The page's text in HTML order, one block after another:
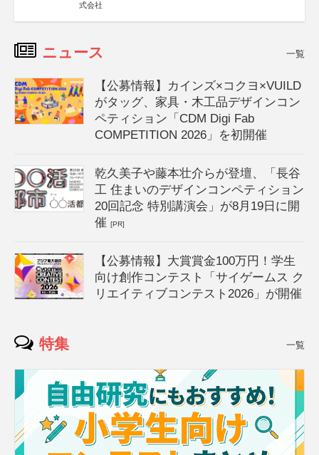
式会社
ニュース 一覧
【公募情報】カインズ×コクヨ×VUILD
がタッグ、家具・木工品デザインコン
ペティション「CDM Digi Fab
COMPETITION 2026」を初開催
乾久美子や藤本壮介らが登壇、「長谷
工 住まいのデザインコンペティション
20回記念 特別講演会」が8月19日に開
催[PR]
【公募情報】大賞賞金100万円！学生
向け創作コンテスト「サイゲームス ク
リエイティブコンテスト2026」が開催
特集 一覧